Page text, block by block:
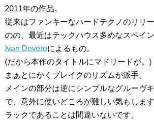
2011年の作品。
従来はファンキーなハードテクノのリリ
のの、最近はテックハウス多めなスペイ
Ivan Deveroによるもの。
(だから本作のタイトルにマドリードが。)
まぁとにかくブレイクのリズムが派手。
メインの部分は逆にシンプルなグルーヴ
で、意外に使いどころが難しい気もしま
ラックであることは間違いないです。